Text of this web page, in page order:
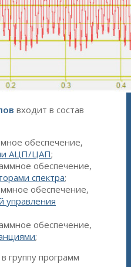
входит в состав
обеспечение,
АЦП/ЦАП;
обеспечение,
спектра;
обеспечение,
управления
обеспечение,
;
группу программ